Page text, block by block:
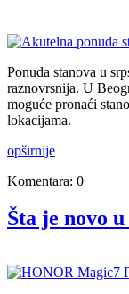
Ponuda stanova u
raznovrsnija. U
moguće pronaći
lokacijama.
opširnije
Komentara: 0
Šta je novo